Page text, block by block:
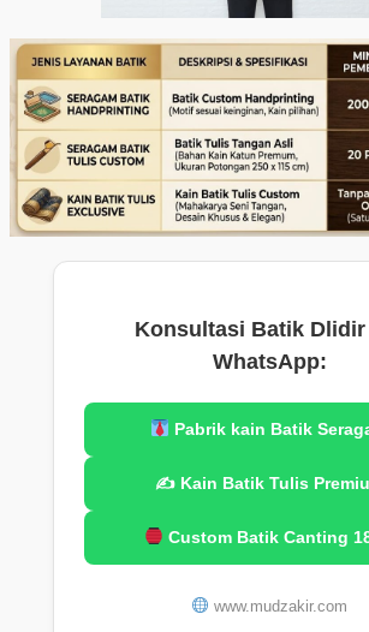
Konsultasi Batik Dlidir
WhatsApp:
Pabrik kain Batik
✍️ Kain Batik Tulis
Custom Batik Canting
www.mudzakir.com